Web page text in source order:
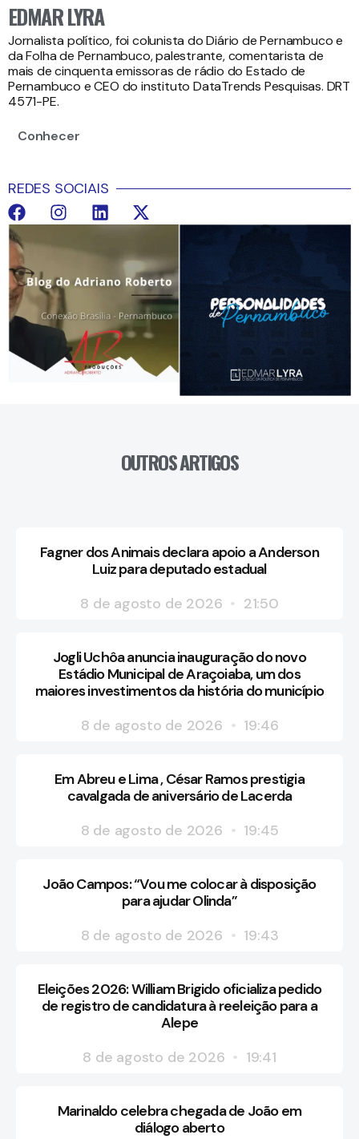
EDMAR LYRA
Jornalista político, foi colunista do Diário de Pernambuco e
da Folha de Pernambuco, palestrante, comentarista de
mais de cinquenta emissoras de rádio do Estado de
Pernambuco e CEO do instituto DataTrends Pesquisas. DRT
4571-PE.
Conhecer
REDES SOCIAIS
OUTROS ARTIGOS
Fagner dos Animais declara apoio a Anderson
Luiz para deputado estadual
8 de agosto de 2026
21:50
Jogli Uchôa anuncia inauguração do novo
Estádio Municipal de Araçoiaba, um dos
maiores investimentos da história do município
8 de agosto de 2026
19:46
Em Abreu e Lima , César Ramos prestigia
cavalgada de aniversário de Lacerda
8 de agosto de 2026
19:45
João Campos: “Vou me colocar à disposição
para ajudar Olinda”
8 de agosto de 2026
19:43
Eleições 2026: William Brigido oficializa pedido
de registro de candidatura à reeleição para a
Alepe
8 de agosto de 2026
19:41
Marinaldo celebra chegada de João em
diálogo aberto